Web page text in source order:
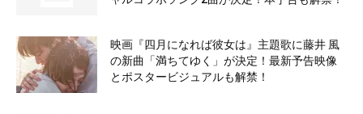
映画『四月になれば彼女は』主題歌に藤井 風
の新曲「満ちてゆく」が決定！最新予告映像
とポスタービジュアルも解禁！